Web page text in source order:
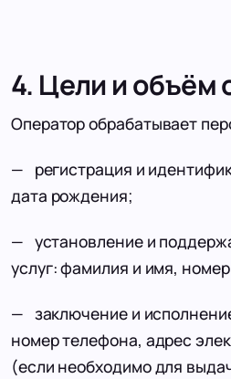
4. Цели и объём
Оператор обрабатывает
— регистрация и
дата рождения;
— установление и
услуг: фамилия и имя,
— заключение и
номер телефона, адрес
(если необходимо для